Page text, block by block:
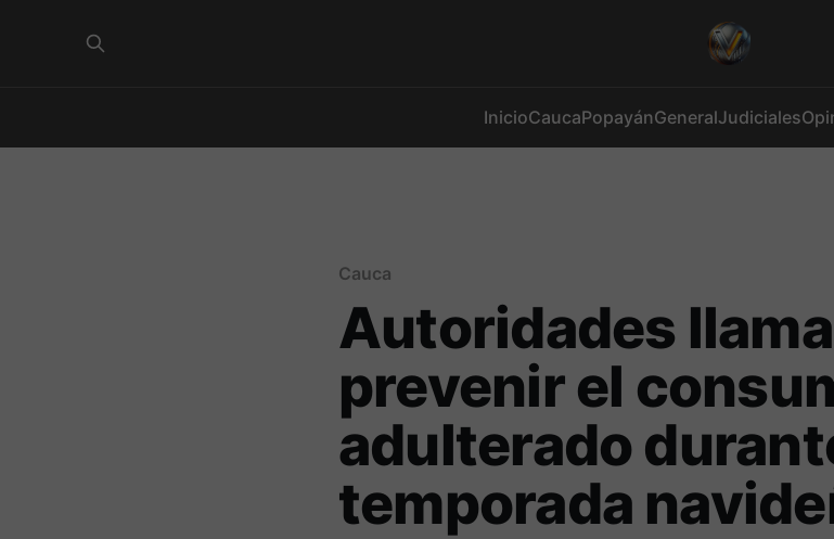
InicioCaucaPopayánGeneralJudiciales
Cauca
Autoridades
prevenir el
adulterado
temporada